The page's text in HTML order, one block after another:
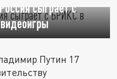
сыграет с
Путин 17